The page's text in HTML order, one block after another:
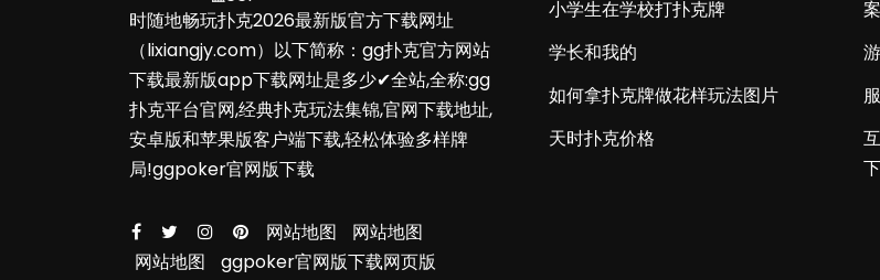
时随地畅玩扑克2026最新版官方下载网址
（lixiangjy.com）以下简称：gg扑克官方网站
下载最新版app下载网址是多少✔全站,全称:gg
扑克平台官网,经典扑克玩法集锦,官网下载地址,
安卓版和苹果版客户端下载,轻松体验多样牌
局!ggpoker官网版下载
网站地图
网站地图
网站地图
ggpoker官网版下载网页版
小学生在学校打扑克牌
学长和我的
如何拿扑克牌做花样玩法图片
天时扑克价格